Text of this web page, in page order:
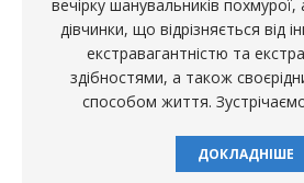
вечірку шанувальників
дівчинки, що відрізняється від
екстравагантністю та
здібностями, а також
способом життя.
ДОКЛАДНІШЕ